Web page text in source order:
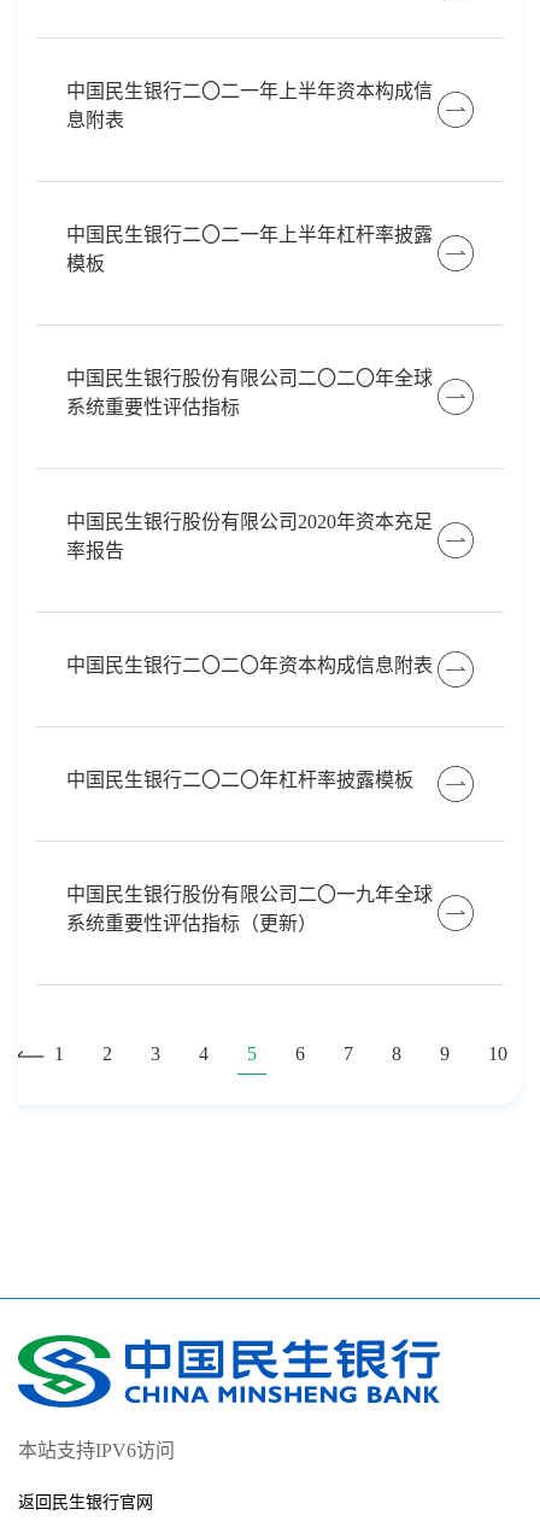
中国民生银行二〇二一年上半年资本构成信
息附表
中国民生银行二〇二一年上半年杠杆率披露
模板
中国民生银行股份有限公司二〇二〇年全球
系统重要性评估指标
中国民生银行股份有限公司2020年资本充足
率报告
中国民生银行二〇二〇年资本构成信息附表
中国民生银行二〇二〇年杠杆率披露模板
中国民生银行股份有限公司二〇一九年全球
系统重要性评估指标（更新）
1 2 3 4 5 6 7 8 9 10
本站支持IPV6访问
返回民生银行官网